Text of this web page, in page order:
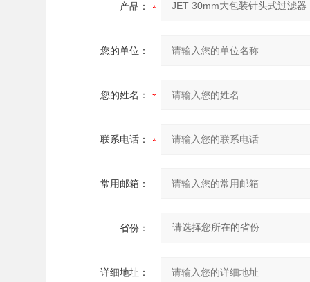
产品：
您的单位：
您的姓名：
联系电话：
常用邮箱：
省份：
详细地址：